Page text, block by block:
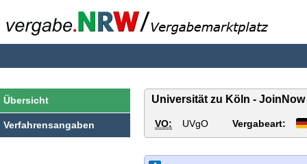
Übersicht
Verfahrensangaben
Universität zu Köln -
VO: UVgO Vergabeart: